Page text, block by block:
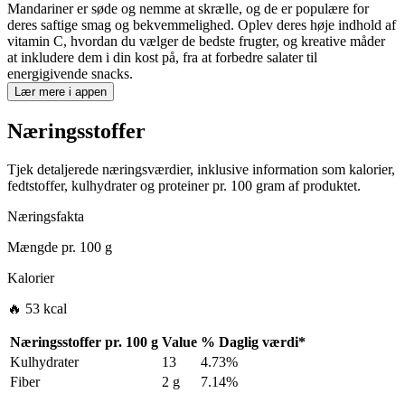
Mandariner er søde og nemme at skrælle, og de er populære for
deres saftige smag og bekvemmelighed. Oplev deres høje indhold af
vitamin C, hvordan du vælger de bedste frugter, og kreative måder
at inkludere dem i din kost på, fra at forbedre salater til
energigivende snacks.
Lær mere i appen
Næringsstoffer
Tjek detaljerede næringsværdier, inklusive information som kalorier,
fedtstoffer, kulhydrater og proteiner pr. 100 gram af produktet.
Næringsfakta
Mængde pr. 100 g
Kalorier
🔥 53 kcal
Næringsstoffer pr. 100 g Value % Daglig værdi*
Kulhydrater
13
4.73%
Fiber
2 g
7.14%